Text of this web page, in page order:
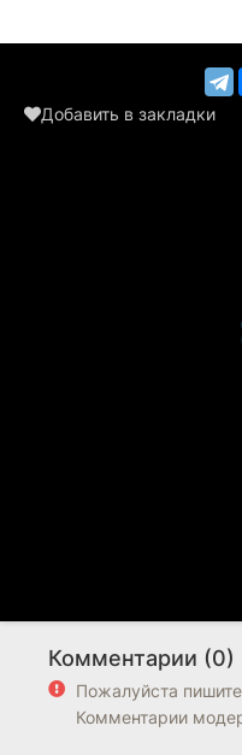
Добавить в закладки
Комментарии (0)
Пожалуйста
Комментарии